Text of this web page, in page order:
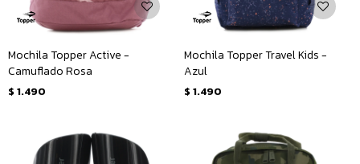
Mochila Topper Active -
Camuflado Rosa
$ 1.490
Mochila Topper Travel Kids -
Azul
$ 1.490